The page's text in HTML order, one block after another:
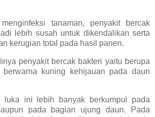
tanaman, penyakit bercak
lebih susah untuk dikendalikan serta
kerugian total pada hasil panen.
penyakit bercak bakteri yaitu berupa
kuning kehijauan pada daun
luka ini lebih banyak berkumpul pada
pada bagian ujung daun. Pada